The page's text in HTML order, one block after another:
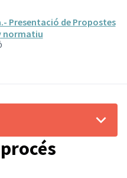
Presentació de Propostes
normatiu